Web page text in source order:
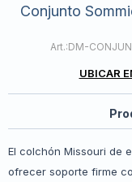
Conjunto
DM-
UBICAR
El colchón Missouri de
ofrecer soporte firme